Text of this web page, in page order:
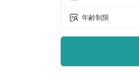
年齢制限